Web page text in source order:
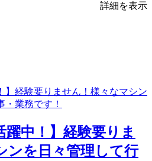
詳細を表示
躍中！】経験要りま
ンを日々管理して行